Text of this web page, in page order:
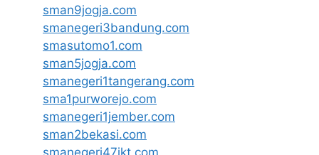
sman9jogja.com
smanegeri3bandung.com
smasutomo1.com
sman5jogja.com
smanegeri1tangerang.com
sma1purworejo.com
smanegeri1jember.com
sman2bekasi.com
smanegeri47jkt.com